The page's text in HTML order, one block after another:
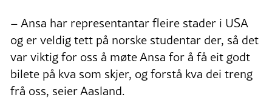
– Ansa har representantar fleire stader i USA
og er veldig tett på norske studentar der, så det
var viktig for oss å møte Ansa for å få eit godt
bilete på kva som skjer, og forstå kva dei treng
frå oss, seier Aasland.